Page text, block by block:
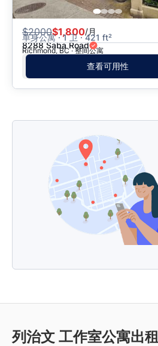
$2000$1,800/月
单身公寓 · 1 卫 · 421 ft²
8288 Saba Road
Richmond, BC · 整间公寓
查看可用性
列治文 工作室公寓出